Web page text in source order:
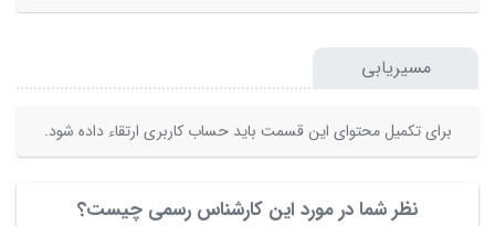
مسیریابی
برای تکمیل محتوای این قسمت باید حساب کاربری ارتقاء داده شود.
نظر شما در مورد این کارشناس رسمی چیست؟